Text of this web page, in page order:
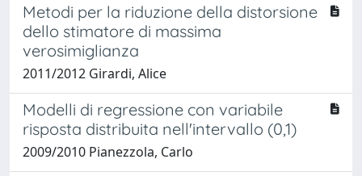
Metodi per la riduzione della distorsione
dello stimatore di massima
verosimiglianza
2011/2012 Girardi, Alice
Modelli di regressione con variabile
risposta distribuita nell'intervallo (0,1)
2009/2010 Pianezzola, Carlo